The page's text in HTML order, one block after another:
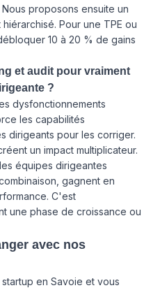
proposons ensuite un
Pour une TPE ou
10 à 20 % de gains
et audit pour vraiment
?
dysfonctionnements
les capabilités
dirigeants pour les corriger.
un impact multiplicateur.
équipes dirigeantes
gagnent en
C'est
une phase de croissance ou
avec nos
en Savoie et vous